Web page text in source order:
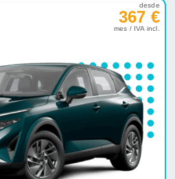
desde
367 €
mes / IVA incl.